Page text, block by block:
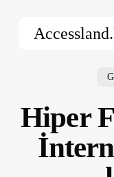
Hiper